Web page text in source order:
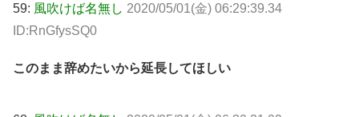
59: 風吹けば名無し 2020/05/01(金) 06:29:39.34
ID:RnGfysSQ0
このまま辞めたいから延長してほしい